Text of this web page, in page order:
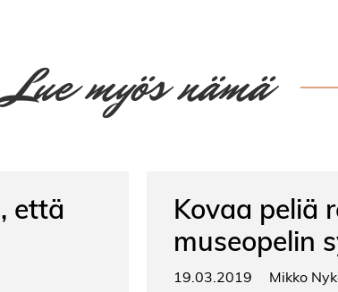
Lue myös nämä
että
Kovaa peliä
museopelin
19.03.2019 Mikko